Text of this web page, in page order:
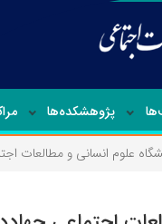
پژوهشکده‌ها
علوم انسانی و مطالعات